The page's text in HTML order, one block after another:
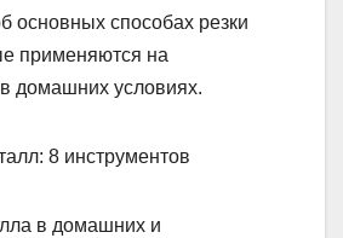
основных способах резки
применяются на
домашних условиях.
в домашних и